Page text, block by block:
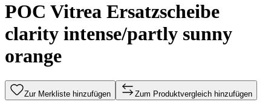
POC Vitrea Ersatzscheibe
clarity intense/partly sunny
orange
Zur Merkliste hinzufügen Zum Produktvergleich hinzufügen